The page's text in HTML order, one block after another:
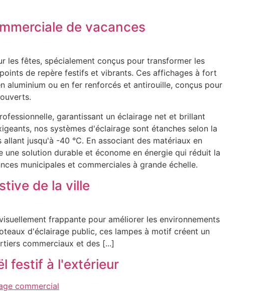
de vacances
les fêtes, spécialement conçus pour transformer les
de repère festifs et vibrants. Ces affichages à fort
aluminium ou en fer renforcés et antirouille, conçus pour
garantissant un éclairage net et brillant
nos systèmes d'éclairage sont étanches selon la
jusqu'à -40 °C. En associant des matériaux en
solution durable et économe en énergie qui réduit la
municipales et commerciales à grande échelle.
de la ville
frappante pour améliorer les environnements
d'éclairage public, ces lampes à motif créent un
commerciaux et des [...]
festif à l'extérieur